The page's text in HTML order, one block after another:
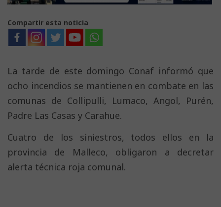
Compartir esta noticia
La tarde de este domingo Conaf informó que
ocho incendios se mantienen en combate en las
comunas de Collipulli, Lumaco, Angol, Purén,
Padre Las Casas y Carahue.
Cuatro de los siniestros, todos ellos en la
provincia de Malleco, obligaron a decretar
alerta técnica roja comunal.